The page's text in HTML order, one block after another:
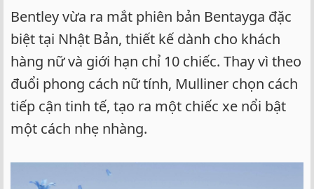
Bentley vừa ra mắt phiên bản Bentayga đặc
biệt tại Nhật Bản, thiết kế dành cho khách
hàng nữ và giới hạn chỉ 10 chiếc. Thay vì theo
đuổi phong cách nữ tính, Mulliner chọn cách
tiếp cận tinh tế, tạo ra một chiếc xe nổi bật
một cách nhẹ nhàng.